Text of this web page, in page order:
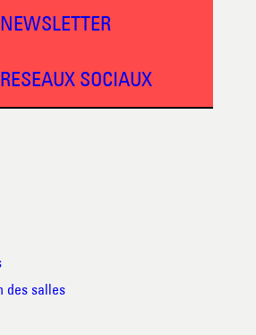
NEWSLETTER
SOCIAUX
des salles